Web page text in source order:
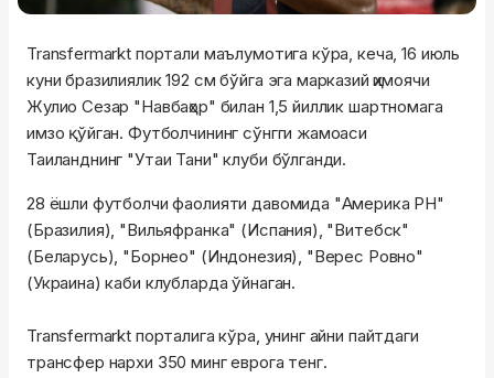
Transfermarkt портали маълумотига кўра, кеча, 16 июль
куни бразилиялик 192 см бўйга эга марказий ҳимоячи
Жулио Сезар "Навбаҳор" билан 1,5 йиллик шартномага
имзо қўйган. Футболчининг сўнгги жамоаси
Таиланднинг "Утаи Тани" клуби бўлганди.
28 ёшли футболчи фаолияти давомида "Америка РН"
(Бразилия), "Вильяфранка" (Испания), "Витебск"
(Беларусь), "Борнео" (Индонезия), "Верес Ровно"
(Украина) каби клубларда ўйнаган.
Transfermarkt порталига кўра, унинг айни пайтдаги
трансфер нархи 350 минг еврога тенг.